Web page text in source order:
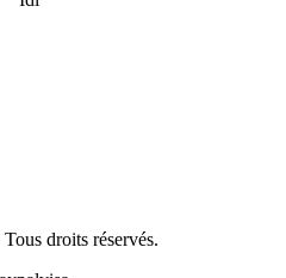
Tous droits réservés.